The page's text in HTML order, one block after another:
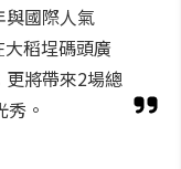
與國際人氣
稻埕碼頭廣
將帶來2場總
。